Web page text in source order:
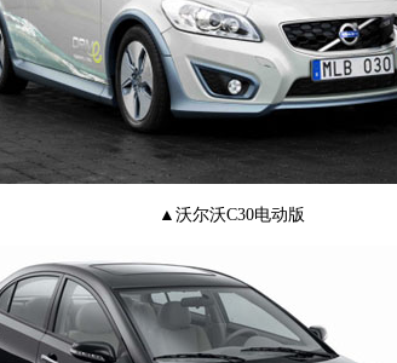
▲沃尔沃C30电动版